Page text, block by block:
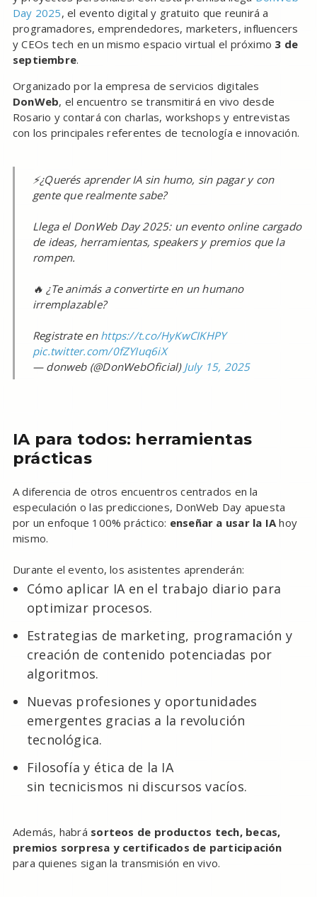
Day 2025, el evento digital y gratuito que reunirá a
programadores, emprendedores, marketers, influencers
y CEOs tech en un mismo espacio virtual el próximo 3 de
septiembre.
Organizado por la empresa de servicios digitales
DonWeb, el encuentro se transmitirá en vivo desde
Rosario y contará con charlas, workshops y entrevistas
con los principales referentes de tecnología e innovación.
⚡¿Querés aprender IA sin humo, sin pagar y con
gente que realmente sabe?
Llega el DonWeb Day 2025: un evento online cargado
de ideas, herramientas, speakers y premios que la
rompen.
🔥 ¿Te animás a convertirte en un humano
irremplazable?
Registrate en https://t.co/HyKwCIKHPY
pic.twitter.com/0fZYIuq6iX
— donweb (@DonWebOficial) July 15, 2025
IA para todos: herramientas
prácticas
A diferencia de otros encuentros centrados en la
especulación o las predicciones, DonWeb Day apuesta
por un enfoque 100% práctico: enseñar a usar la IAhoy
mismo.
Durante el evento, los asistentes aprenderán:
Cómo aplicar IA en el trabajo diario para
optimizar procesos.
Estrategias de marketing, programación y
creación de contenido potenciadas por
algoritmos.
Nuevas profesiones y oportunidades
emergentes gracias a la revolución
tecnológica.
Filosofía y ética de la IA
sin tecnicismos ni discursos vacíos.
Además, habrá sorteos de productos tech, becas,
premios sorpresa y certificados de participación
para quienes sigan la transmisión en vivo.